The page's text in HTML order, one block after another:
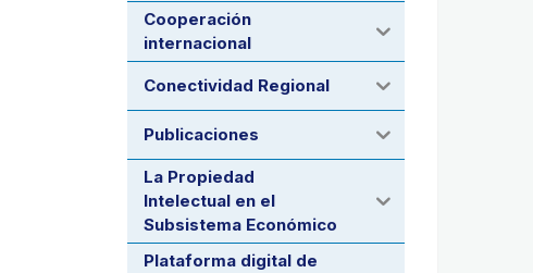
Cooperación
internacional
Conectividad Regional
Publicaciones
La Propiedad
Intelectual en el
Subsistema Económico
Plataforma digital de